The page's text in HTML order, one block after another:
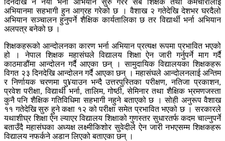
दिनदेखि नै नयाँ भर्ना अभियान सुरु गरेर सबै शिक्षक तथा कर्मचारीलाई
अभियानमा सहभागी हुन आग्रह गरेको छ । वैशाख २ गतेदेखि देशभर घरदैलो
अभियान सञ्चालन हुनुपर्ने शैक्षिक कार्यतालिका छ तर विद्यार्थी भर्ना अभियान
अलपत्र बनेको छ ।
शिक्षकहरूको आन्दोलनका कारण भर्ना अभियान प्रत्यक्ष रूपमा प्रभावित भएको
हो । नेपाल शिक्षक महासंघले विद्यालय शिक्षा ऐन जारी गर्नुपर्ने माग गर्दै
काठमाडौंमा आन्दोलन गर्दै आएका छन् । सामुदायिक विद्यालयका शिक्षकहरू
विगत २३ दिनदेखि आन्दोलन गर्दै आएका छन् । महासंघले आन्दोलनलाई अन्तिम
र निर्णायक चरणमा पु¥याउन भन्दै उत्तरपुस्तिका परीक्षण, नतिजा प्रकाशन,
प्रवेश परीक्षा, विद्यार्थी भर्ना, तालिम, गोष्ठी, सेमिनार तथा शैक्षिक भ्रमणजस्ता
कुनै पनि शैक्षिक गतिविधिमा सहभागी नहुने बताएको छ । सोही अनुरूप वैशाख
११ गतेदेखि सुरु हुने कक्षा १२ को परीक्षा समेत प्रभावित भएको छ । सरकारले
यथाशीघ्र शिक्षा ऐन ल्याएर विद्यालय शिक्षाको गुणस्तर सुधारतर्फ कदम चाल्नुपर्ने
बताउँदै महासंघका अध्यक्ष लक्ष्मीकिशोर सुवेदीले ऐन जारी नभएसम्म शिक्षकहरू
विद्यालय नफर्कने अडान लिएको बताएका छन् ।